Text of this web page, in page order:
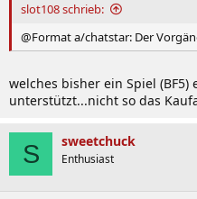
slot108 schrieb:
@Format a/chatstar: Der
welches bisher ein Spiel
unterstützt...nicht so das
S sweetchuck
Enthusiast